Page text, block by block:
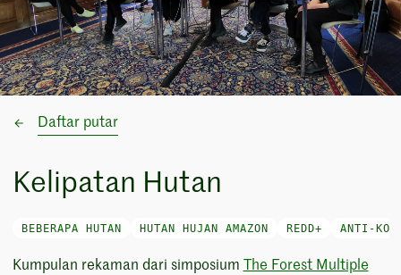
Daftar putar
Kelipatan Hutan
BEBERAPA HUTAN HUTAN HUJAN AMAZON REDD+ ANTI-
Kumpulan rekaman dari simposium The Forest Multiple